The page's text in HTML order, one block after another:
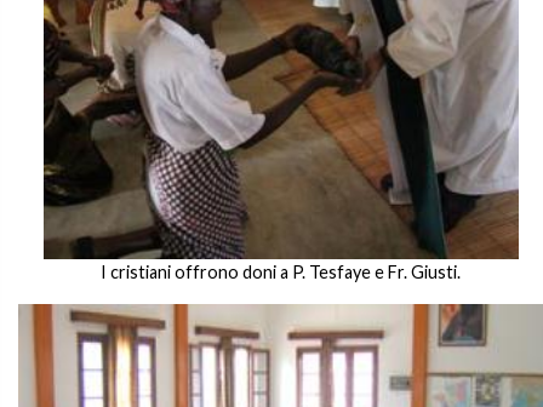
I cristiani offrono doni a P. Tesfaye e Fr. Giusti.